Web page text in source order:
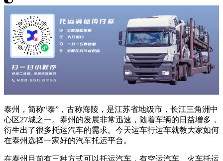
泰州，简称“泰”，古称海陵，是江苏省地级市，长江三角洲中
心区27城之一。泰州的发展非常迅速，随着车辆的日益增多，
衍生出了很多托运汽车的需求。今天运车行运车就教大家如何
在泰州选择一家好的汽车托运平台。
在泰州目前有三种方式可以托运汽车，有空运汽车、火车托运